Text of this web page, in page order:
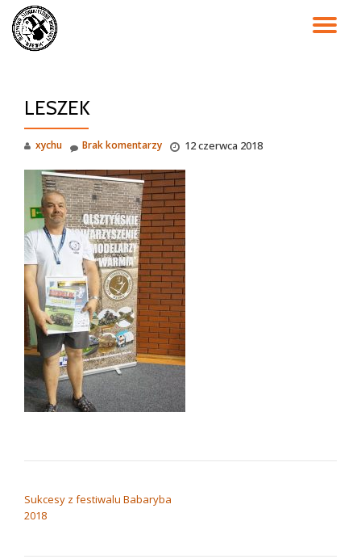
Przejdź
LESZEK
xychu 12 czerwca 2018
Brak komentarzy
Sukcesy z festiwalu Babaryba
2018